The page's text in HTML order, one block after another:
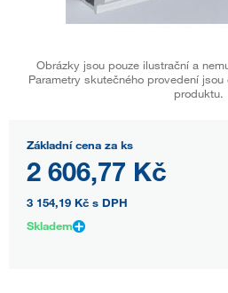
Obrázky jsou pouze ilustrační a
Parametry skutečného provedení
produktu.
Základní cena za ks
2 606,77 Kč
3 154,19 Kč s DPH
Skladem